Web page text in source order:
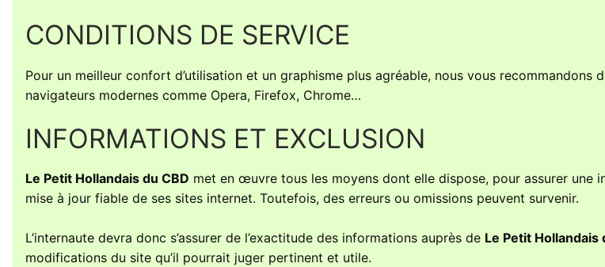
CONDITIONS DE SERVICE
Pour un meilleur confort d’utilisation et un graphisme plus agréable, nous vous recommandons
navigateurs modernes comme Opera, Firefox, Chrome…
INFORMATIONS ET EXCLUSION
Le Petit Hollandais du CBD met en œuvre tous les moyens dont elle dispose, pour assurer une
mise à jour fiable de ses sites internet. Toutefois, des erreurs ou omissions peuvent survenir.
L’internaute devra donc s’assurer de l’exactitude des informations auprès de Le Petit Hollandais
modifications du site qu’il pourrait juger pertinent et utile.